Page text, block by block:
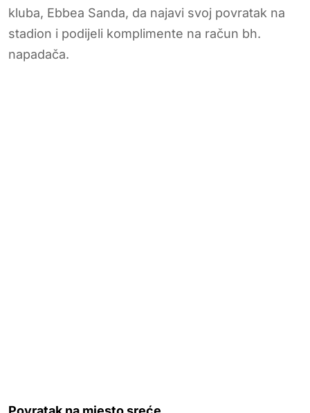
kluba, Ebbea Sanda, da najavi svoj povratak na
stadion i podijeli komplimente na račun bh.
napadača.